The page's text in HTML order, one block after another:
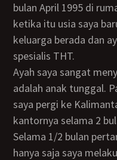
bulan April 1995 di
ketika itu usia saya
keluarga berada dan
spesialis THT.
Ayah saya sangat menyayangi saya dan memang saya
adalah anak tunggal.
saya pergi ke
kantornya selama 2
Selama 1/2 bulan pertama keadaan biasa-biasa saja,
hanya saja saya